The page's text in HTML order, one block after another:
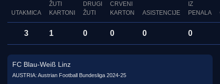
UTAKMICA
ŽUTI
KARTONI
DRUGI
ŽUTI
CRVENI
KARTON
ASISTENCIJE
IZ
PENALA
3 1 0 0 0 0
FC Blau-Weiß Linz
AUSTRIA: Austrian Football Bundesliga 2024-25